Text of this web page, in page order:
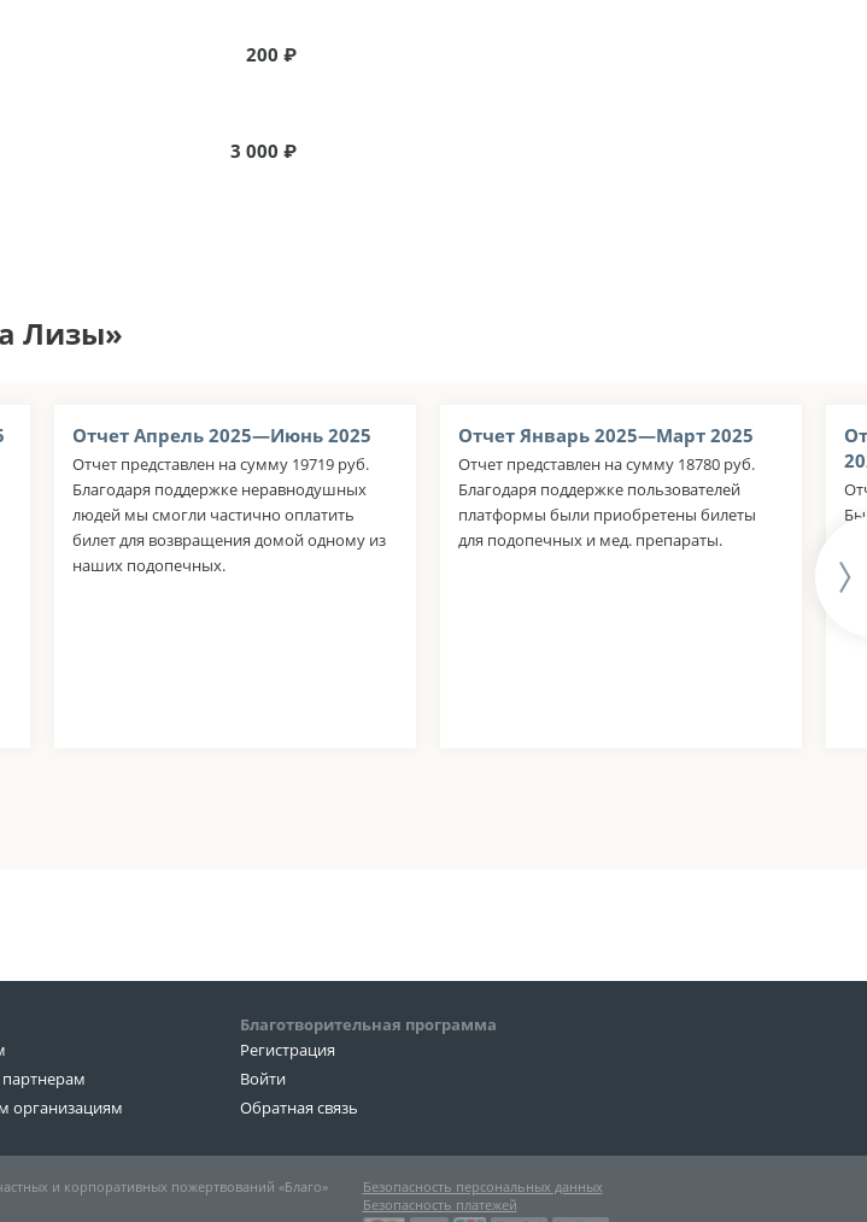
200 ₽
3 000 ₽
Лизы»
Отчет Апрель 2025—Июнь 2025
Отчет представлен на сумму 19719 руб.
Благодаря поддержке неравнодушных
людей мы смогли частично оплатить
билет для возвращения домой одному из
наших подопечных.
Отчет Январь 2025—Март 2025
Отчет представлен на сумму 18780 руб.
Благодаря поддержке пользователей
платформы были приобретены билеты
для подопечных и мед. препараты.
организациям
Благотворительная программа
Регистрация
Войти
Обратная связь
и корпоративных пожертвований «Благо»
Безопасность персональных данных
Безопасность платежей